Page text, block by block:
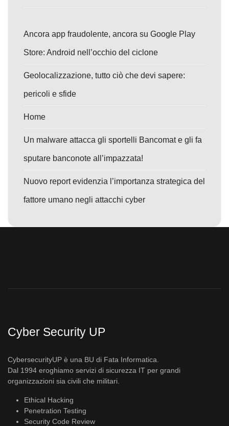
Ancora app fraudolente, ancora su Google Play
Store: Android nell’occhio del ciclone
Geolocalizzazione, tutto ciò che devi sapere:
pericoli e sfide
Home
Un malware attacca gli sportelli Bancomat e gli fa
sputare banconote all’impazzata!
Nuovo report evidenzia l’importanza strategica del
fattore umano negli attacchi cyber
Cyber Security UP
CybersecurityUP è una BU di Fata Informatica.
Dal 1994 eroghiamo servizi di sicurezza IT per grandi
organizzazioni sia civili che militari.
Ethical Hacking
Penetration Testing
Security Code Review